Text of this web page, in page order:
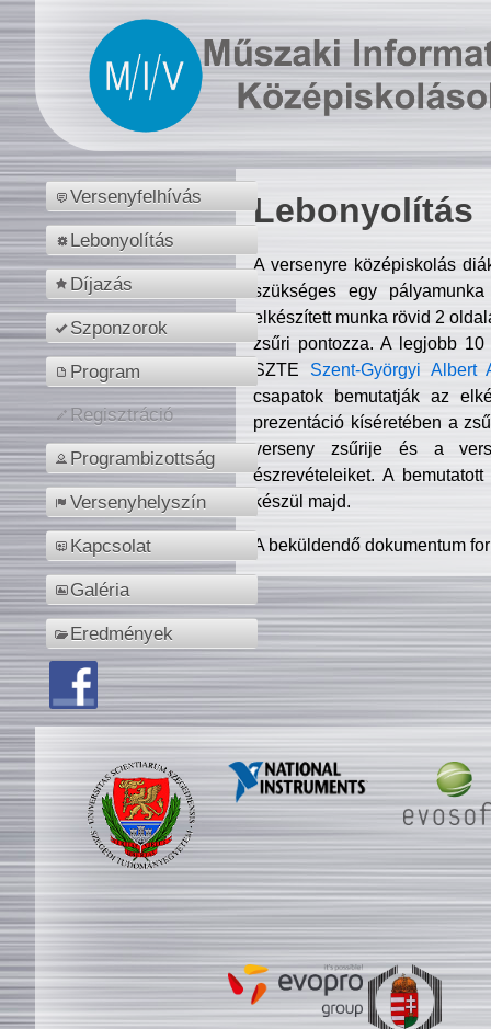
Versenyfelhívás
Lebonyolítás
Díjazás
Szponzorok
Program
Regisztráció
Programbizottság
Versenyhelyszín
Kapcsolat
Galéria
Eredmények
Lebonyolítás
A versenyre középiskolás
szükséges egy
elkészített munka rövid 2
zsűri pontozza. A legjobb
SZTE Szent-Györgyi Albert
csapatok bemutatják az
prezentáció kíséretében a
verseny zsűrije és a
észrevételeiket. A
készül majd.
A beküldendő dokumentum